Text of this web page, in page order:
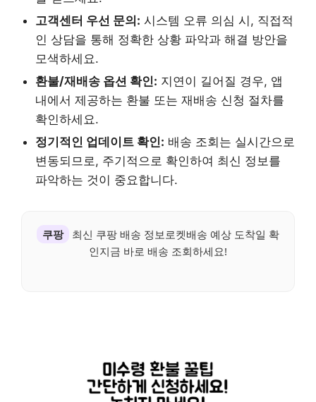
고객센터 우선 문의: 시스템 오류 의심 시, 직접적
인 상담을 통해 정확한 상황 파악과 해결 방안을
모색하세요.
환불/재배송 옵션 확인: 지연이 길어질 경우, 앱
내에서 제공하는 환불 또는 재배송 신청 절차를
확인하세요.
정기적인 업데이트 확인: 배송 조회는 실시간으로
변동되므로, 주기적으로 확인하여 최신 정보를
파악하는 것이 중요합니다.
쿠팡
최신 쿠팡 배송 정보로켓배송 예상 도착일 확
인지금 바로 배송 조회하세요!